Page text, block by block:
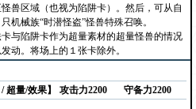
兽区域（也视为陷阱卡）。然后，可从自
机械族“时潜怪盗”怪兽特殊召唤。
与陷阱卡作为超量素材的超量怪兽的情况
动。将场上的１张卡除外。
超量/效果】
攻击力2200 守备力2200